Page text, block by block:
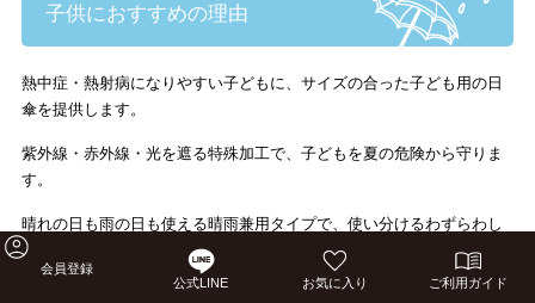
子供におすすめの理由
熱中症・熱射病になりやすい子どもに、サイズの合った子ども用の日
傘を提供します。
紫外線・赤外線・光を遮る特殊加工で、子どもを夏の危険から守りま
す。
晴れの日も雨の日も使える晴雨兼用タイプで、使い分けるわずらわし
さがありません。
安全性に配慮した設計で、子供が安心して使用できます。 通学時に使
会員登録
公式LINE
お気に入り ご利用ガイド